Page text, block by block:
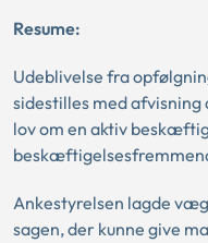
Resume:
Udeblivelse fra
sidestilles med
lov om en aktiv
Ankestyrelsen lagde
sagen, der kunne give